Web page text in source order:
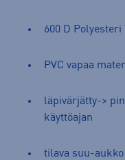
600 D
PVC vapaa
läpivärjätty->
käyttöajan
tilava suu-